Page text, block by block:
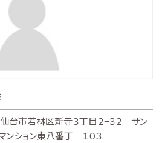
台市若林区新寺３丁目２−３２ サン
ンション東八番丁 １０３